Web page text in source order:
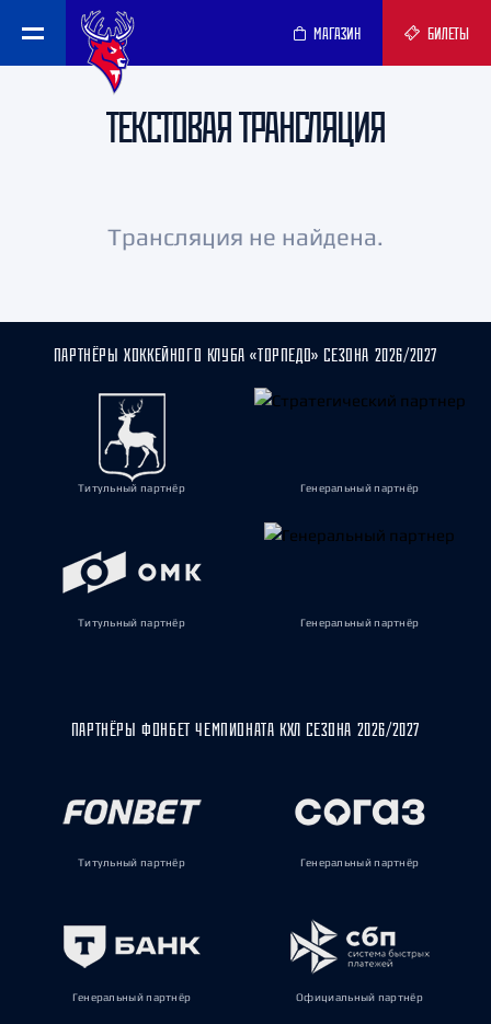
МАГАЗИН БИЛЕТЫ
ТЕКСТОВАЯ ТРАНСЛЯЦИЯ
Трансляция не найдена.
ПАРТНЁРЫ ХОККЕЙНОГО КЛУБА «ТОРПЕДО» СЕЗОНА 2026/2027
Титульный партнёр Генеральный партнёр
Титульный партнёр Генеральный партнёр
ПАРТНЁРЫ ФОНБЕТ ЧЕМПИОНАТА КХЛ СЕЗОНА 2026/2027
Титульный партнёр Генеральный партнёр
Генеральный партнёр Официальный партнёр